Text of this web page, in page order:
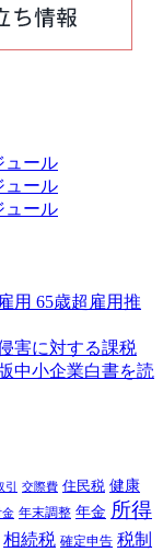
ュール
ュール
ュール
用 65歳超雇用推
害に対する課税
中小企業白書を読
交際費 住民税 健康
金 年末調整 年金 所得
相続税 確定申告 税制